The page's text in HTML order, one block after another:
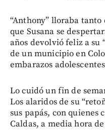
“Anthony” lloraba tanto
que Susana se
años devolvió feliz a su
de un municipio en
embarazos
Lo cuidó un fin de
Los alaridos de su
sus papás, con
Caldas, a media hora